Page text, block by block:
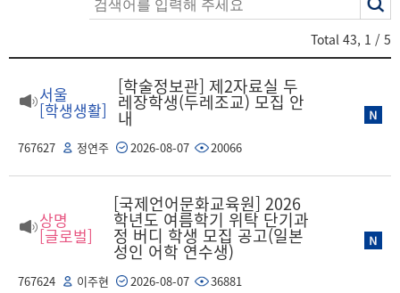
Total 43, 1 / 5
서울
[학생생활]
[학술정보관] 제2자료실 두
레장학생(두레조교) 모집 안
내
767627 정연주 2026-08-07 20066
상명
[글로벌]
[국제언어문화교육원] 2026
학년도 여름학기 위탁 단기과
정 버디 학생 모집 공고(일본
성인 어학 연수생)
767624 이주현 2026-08-07 36881